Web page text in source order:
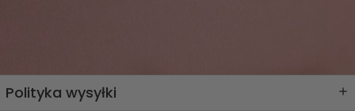
Polityka wysyłki